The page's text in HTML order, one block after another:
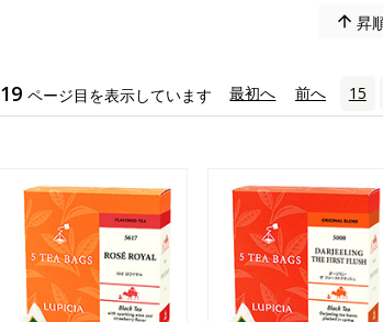
昇
19 ページ目を表示しています 最初へ 前へ 15